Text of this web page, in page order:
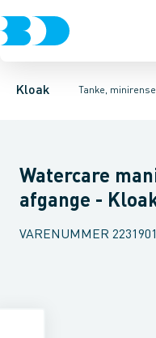
Kloak Tanke,
Rør & fittingsBrønde
Udskillere Tanke
Tilbehør til
Watercare
afgange -
VARENUMMER